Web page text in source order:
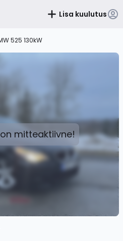
Lisa kuulutus
525 130kW
mitteaktiivne!